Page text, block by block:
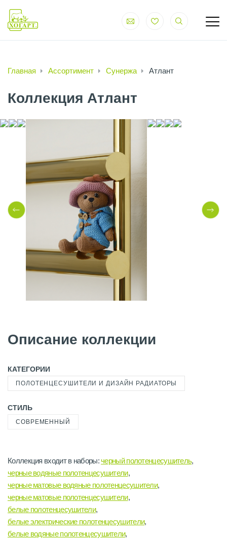
Главная Ассортимент Сунержа Атлант
Коллекция Атлант
Описание коллекции
КАТЕГОРИИ
ПОЛОТЕНЦЕСУШИТЕЛИ И ДИЗАЙН РАДИАТОРЫ
СТИЛЬ
СОВРЕМЕННЫЙ
Коллекция входит в наборы:черный полотенцесушитель,
черные водяные полотенцесушители,
черные матовые водяные полотенцесушители,
черные матовые полотенцесушители,
белые полотенцесушители,
белые электрические полотенцесушители,
белые водяные полотенцесушители,